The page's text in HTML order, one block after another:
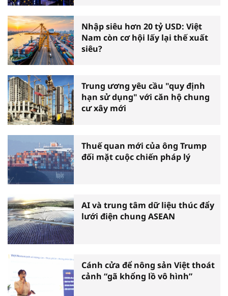
Nhập siêu hơn 20 tỷ USD: Việt
Nam còn cơ hội lấy lại thế xuất
siêu?
Trung ương yêu cầu "quy định
hạn sử dụng" với căn hộ chung
cư xây mới
Thuế quan mới của ông Trump
đối mặt cuộc chiến pháp lý
AI và trung tâm dữ liệu thúc đẩy
lưới điện chung ASEAN
Cánh cửa để nông sản Việt thoát
cảnh “gã khổng lồ vô hình”